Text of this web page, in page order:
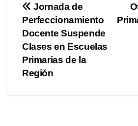
Navegación
de
entradas
Jornada de
Perfeccionamiento
Docente Suspende
Clases en Escuelas
Primarias de la
Región